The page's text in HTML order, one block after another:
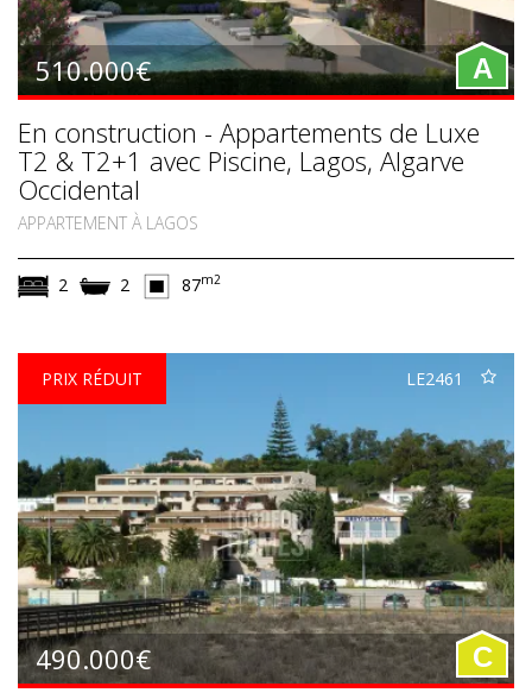
510.000€ A
En construction - Appartements de Luxe
T2 & T2+1 avec Piscine, Lagos, Algarve
Occidental
APPARTEMENT À LAGOS
2 2 87m2
LE2461
490.000€
PRIX RÉDUIT
C